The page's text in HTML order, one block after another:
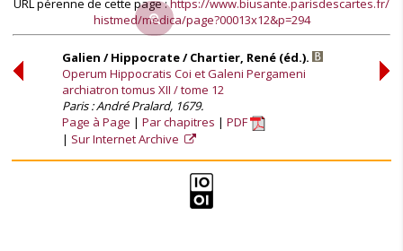
URL pérenne de cette page :https://www.biusante.parisdescartes.fr/
histmed/medica/page?00013x12&p=294
Galien / Hippocrate / Chartier, René (éd.).
Operum Hippocratis Coi et Galeni Pergameni
archiatron tomus XII / tome 12
Paris : André Pralard, 1679.
Page à Page
Par chapitres
PDF
Sur Internet Archive